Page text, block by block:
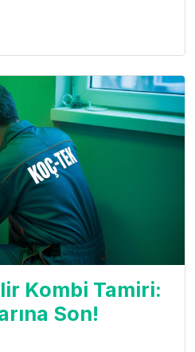
Kombi Tamiri:
Son!